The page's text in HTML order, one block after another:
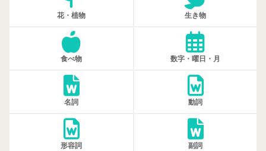
花・植物 生き物
食べ物 数字・曜日・月
名詞 動詞
形容詞 副詞